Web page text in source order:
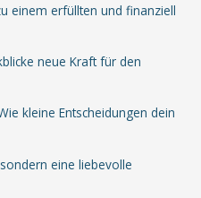
einem erfüllten und finanziell
neue Kraft für den
kleine Entscheidungen dein
eine liebevolle